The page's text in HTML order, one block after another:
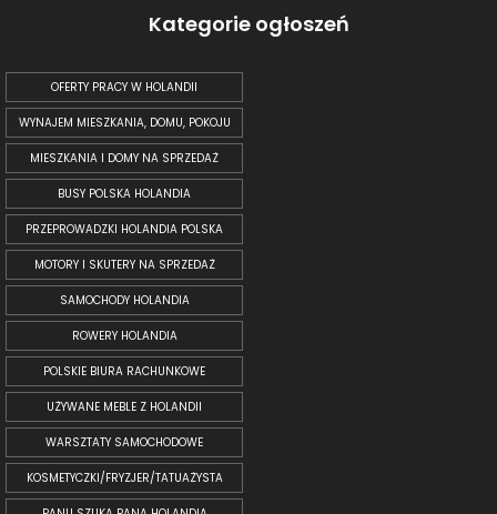
Kategorie ogłoszeń
OFERTY PRACY W HOLANDII
WYNAJEM MIESZKANIA, DOMU, POKOJU
MIESZKANIA I DOMY NA SPRZEDAŻ
BUSY POLSKA HOLANDIA
PRZEPROWADZKI HOLANDIA POLSKA
MOTORY I SKUTERY NA SPRZEDAŻ
SAMOCHODY HOLANDIA
ROWERY HOLANDIA
POLSKIE BIURA RACHUNKOWE
UŻYWANE MEBLE Z HOLANDII
WARSZTATY SAMOCHODOWE
KOSMETYCZKI/FRYZJER/TATUAŻYSTA